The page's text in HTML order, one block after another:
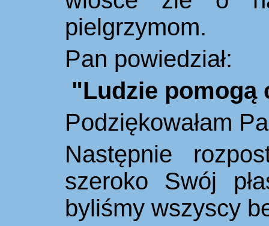
pielgrzymom.
Pan powiedział:
"Ludzie pomogą
Podziękowałam
Następnie
szeroko Swój
byliśmy wszyscy